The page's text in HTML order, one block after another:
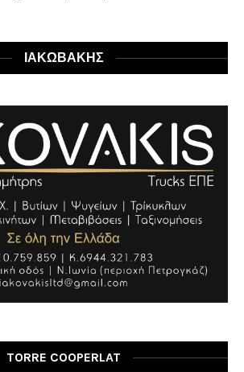
ΙΑΚΩΒΑΚΗΣ
TORRE COOPERLAT